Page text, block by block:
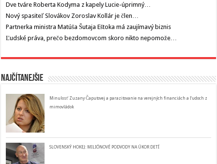
Dve tváre Roberta Kodyma z kapely Lucie-úprimný…
Nový spasiteľ Slovákov Zoroslav Kollár je člen…
Partnerka ministra Matúša Šutaja Eštoka má zaujímavý biznis
Ľudské práva, prečo bezdomovcom skoro nikto nepomože…
Najčítanejšie
Minulosť Zuzany Čaputovej a parazitovanie na verejných financiách a ľudoch z
mimovládok
SLOVENSKÝ HOKEJ: MILIÓNOVÉ PODVODY NA ÚKOR DETÍ